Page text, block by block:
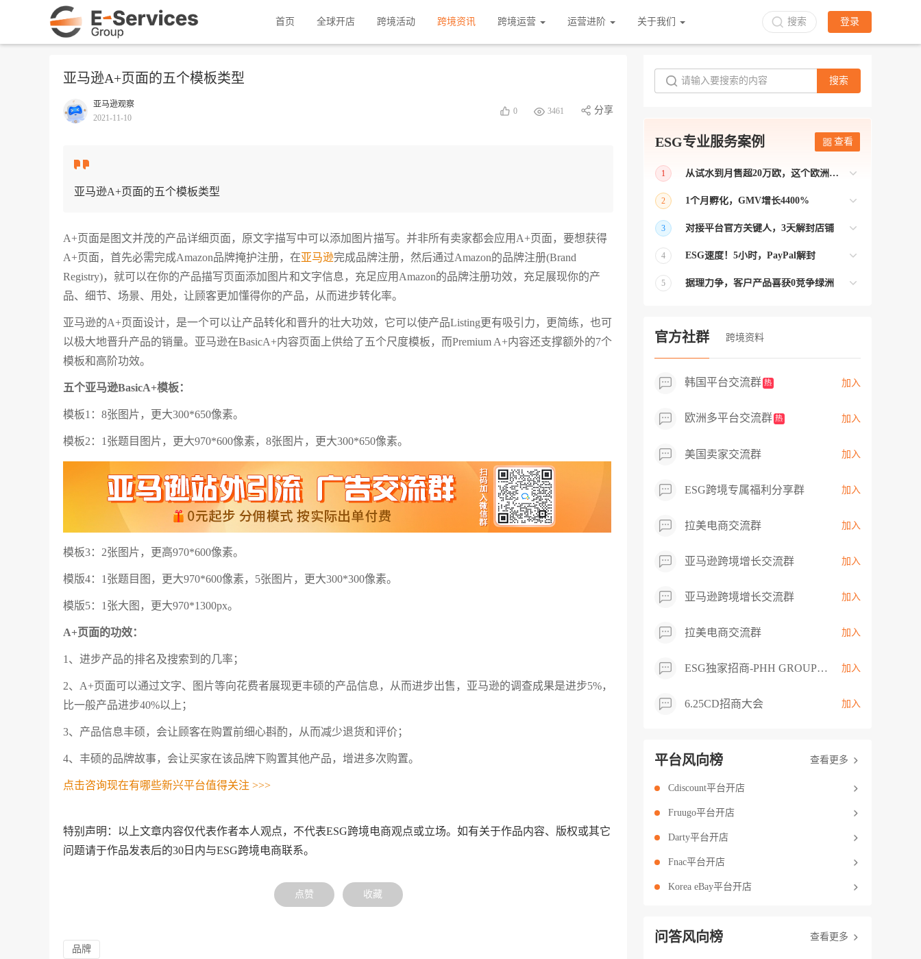
首页 全球开店 跨境活动 跨境资讯 跨境运营 运营进阶 关于我们 搜索 登录
亚马逊A+页面的五个模板类型
亚马逊观察
2021-11-10
0 3461 分享
亚马逊A+页面的五个模板类型
A+页面是图文并茂的产品详细页面，原文字描写中可以添加图片描写。并非所有卖家都会应用A+页面，要想获得
A+页面，首先必需完成Amazon品牌掩护注册，在亚马逊完成品牌注册，然后通过Amazon的品牌注册(Brand
Registry)，就可以在你的产品描写页面添加图片和文字信息，充足应用Amazon的品牌注册功效，充足展现你的产
品、细节、场景、用处，让顾客更加懂得你的产品，从而进步转化率。
亚马逊的A+页面设计，是一个可以让产品转化和晋升的壮大功效，它可以使产品Listing更有吸引力，更简练，也可
以极大地晋升产品的销量。亚马逊在BasicA+内容页面上供给了五个尺度模板，而Premium A+内容还支撑额外的7个
模板和高阶功效。
五个亚马逊BasicA+模板：
模板1：8张图片，更大300*650像素。
模板2：1张题目图片，更大970*600像素，8张图片，更大300*650像素。
模板3：2张图片，更高970*600像素。
模版4：1张题目图，更大970*600像素，5张图片，更大300*300像素。
模版5：1张大图，更大970*1300px。
A+页面的功效：
1、进步产品的排名及搜索到的几率；
2、A+页面可以通过文字、图片等向花费者展现更丰硕的产品信息，从而进步出售，亚马逊的调查成果是进步5%，
比一般产品进步40%以上；
3、产品信息丰硕，会让顾客在购置前细心斟酌，从而减少退货和评价；
4、丰硕的品牌故事，会让买家在该品牌下购置其他产品，增进多次购置。
点击咨询现在有哪些新兴平台值得关注 >>>
特别声明：以上文章内容仅代表作者本人观点，不代表ESG跨境电商观点或立场。如有关于作品内容、版权或其它
问题请于作品发表后的30日内与ESG跨境电商联系。
点赞 收藏
品牌
搜索
ESG专业服务案例 查看
1
从试水到月售超20万欧，这个欧洲本土平台被低估了
2
1个月孵化，GMV增长4400%
业】 >> Gmarket卖家店铺经过ESG跨境客
3
对接平台官方关键人，3天解封店铺
跨境帮我解决了韩国平台店铺异常问题
4
ESG速度！5小时，PayPal解封
ESG拥有Paypal支付和Onbuy平台双绿通道
5
据理力争，客户产品喜获0竞争绿洲
取机会，卖家成功上架市场热卖而平台稀
缺产品，拓展了西班牙新商机！
官方社群 跨境资料
韩国平台交流群 热 加入
欧洲多平台交流群 热 加入
美国卖家交流群 加入
ESG跨境专属福利分享群 加入
拉美电商交流群 加入
亚马逊跨境增长交流群 加入
亚马逊跨境增长交流群 加入
拉美电商交流群 加入
ESG独家招商-PHH GROUP卖家交流群 加入
6.25CD招商大会 加入
平台风向榜 查看更多
Cdiscount平台开店
Fruugo平台开店
Darty平台开店
Fnac平台开店
Korea eBay平台开店
问答风向榜 查看更多